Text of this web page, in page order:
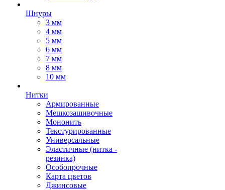
Шнуры
3 мм
4 мм
5 мм
6 мм
7 мм
8 мм
10 мм
Нитки
Армированные
Мешкозашивочные
Мононить
Текстурированные
Универсальные
Эластичные (нитка -
резинка)
Особопрочные
Карта цветов
Джинсовые